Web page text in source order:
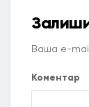
Ваша e-
Коментар